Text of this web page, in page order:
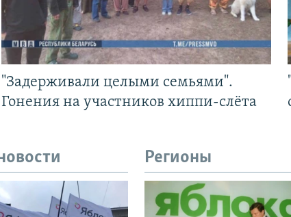
"Задерживали целыми семьями".
Гонения на участников хиппи-слёта
Регионы